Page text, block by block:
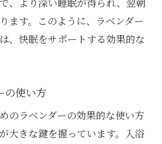
ます。このように、ラベンダー
、快眠をサポートする効果的な
の使い方
のラベンダーの効果的な使い方
大きな鍵を握っています。入浴